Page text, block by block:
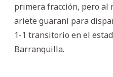
primera fracción, pero al
ariete guaraní para
1-1 transitorio en el
Barranquilla.